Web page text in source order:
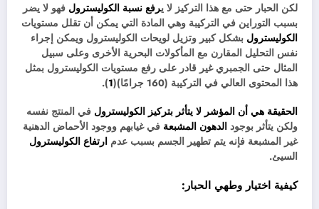
لكن الحبار حتى مع هذا التركيز لا يرفع نسبة الكوليسترول فهو لا يضر
بسبب التوراين في التركيبة وهي المادة التي يمكن أن تقلل مستويات
الكوليسترول بشكل كبير وتزيل لويحات الكوليسترول ويمكن إجراء
نفس التحليل المقارن مع المأكولات البحرية الأخرى وعلى سبيل
المثال حتى الجمبري غير قادر على رفع مستويات الكوليسترول بمثل
هذا المحتوى العالي في التركيبة (160 جرامًا)(
1
).
الحقيقة هي أن المؤشر لا يتأثر بتركيز الكوليسترول في المنتج نفسه
ولكن يتأثر بوجود الدهون المشبعة في غيابهم ووجود الأحماض الدهنية
غير المشبعة فإنه يتم تطهير الجسم بسبب عدم ارتفاع الكوليسترول
السيئ.
كيفية اختيار وطهي الحبار: